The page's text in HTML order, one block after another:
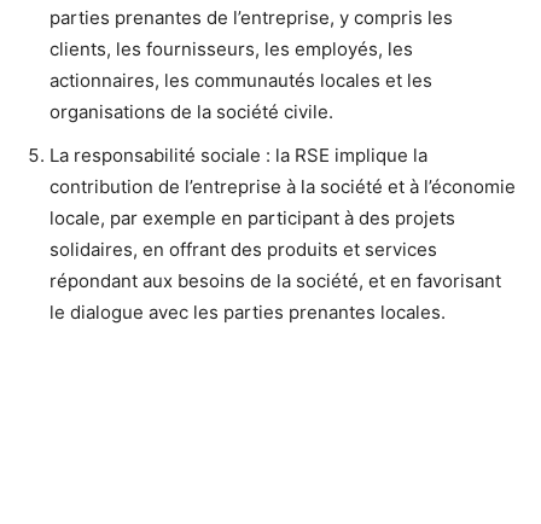
parties prenantes de l’entreprise, y compris les
clients, les fournisseurs, les employés, les
actionnaires, les communautés locales et les
organisations de la société civile.
La responsabilité sociale : la RSE implique la
contribution de l’entreprise à la société et à l’économie
locale, par exemple en participant à des projets
solidaires, en offrant des produits et services
répondant aux besoins de la société, et en favorisant
le dialogue avec les parties prenantes locales.